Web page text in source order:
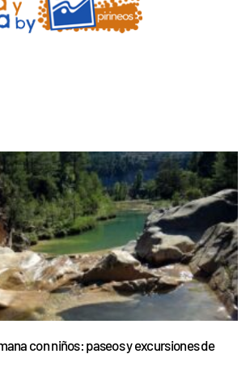
con niños: paseos y excursiones de